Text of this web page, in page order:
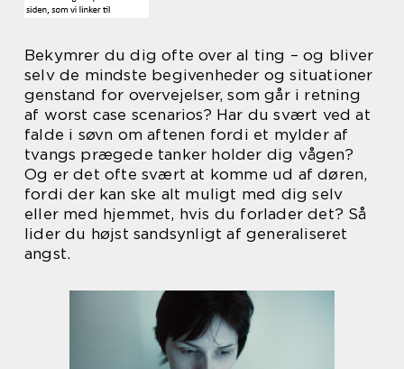
Bekymrer du dig ofte over al ting – og bliver
selv de mindste begivenheder og situationer
genstand for overvejelser, som går i retning
af worst case scenarios? Har du svært ved at
falde i søvn om aftenen fordi et mylder af
tvangs prægede tanker holder dig vågen?
Og er det ofte svært at komme ud af døren,
fordi der kan ske alt muligt med dig selv
eller med hjemmet, hvis du forlader det? Så
lider du højst sandsynligt af generaliseret
angst.